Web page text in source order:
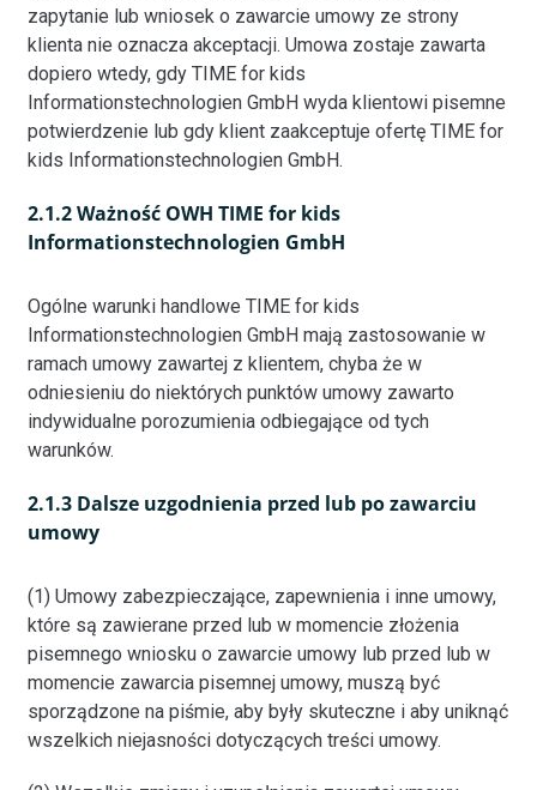
zapytanie lub wniosek o zawarcie umowy ze strony
klienta nie oznacza akceptacji. Umowa zostaje zawarta
dopiero wtedy, gdy TIME for kids
Informationstechnologien GmbH wyda klientowi pisemne
potwierdzenie lub gdy klient zaakceptuje ofertę TIME for
kids Informationstechnologien GmbH.
2.1.2 Ważność OWH TIME for kids
Informationstechnologien GmbH
Ogólne warunki handlowe TIME for kids
Informationstechnologien GmbH mają zastosowanie w
ramach umowy zawartej z klientem, chyba że w
odniesieniu do niektórych punktów umowy zawarto
indywidualne porozumienia odbiegające od tych
warunków.
2.1.3 Dalsze uzgodnienia przed lub po zawarciu
umowy
(1) Umowy zabezpieczające, zapewnienia i inne umowy,
które są zawierane przed lub w momencie złożenia
pisemnego wniosku o zawarcie umowy lub przed lub w
momencie zawarcia pisemnej umowy, muszą być
sporządzone na piśmie, aby były skuteczne i aby uniknąć
wszelkich niejasności dotyczących treści umowy.